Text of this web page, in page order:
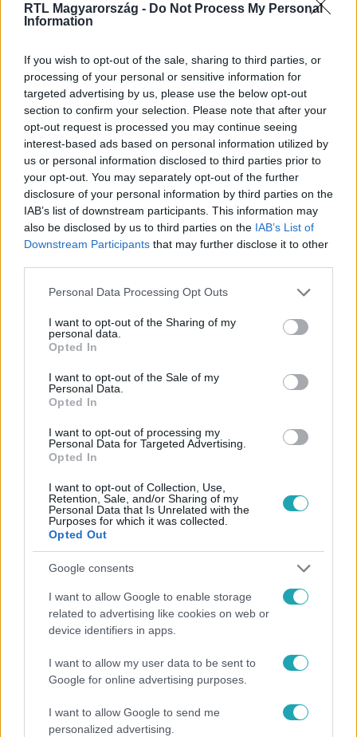
RTL Magyarország - Do Not Process My Personal
Information
If you wish to opt-out of the sale, sharing to third parties, or
processing of your personal or sensitive information for
targeted advertising by us, please use the below opt-out
section to confirm your selection. Please note that after your
opt-out request is processed you may continue seeing
interest-based ads based on personal information utilized by
us or personal information disclosed to third parties prior to
your opt-out. You may separately opt-out of the further
disclosure of your personal information by third parties on the
IAB’s list of downstream participants. This information may
also be disclosed by us to third parties on the IAB’s List of
Downstream Participants that may further disclose it to other
Please note that this website/app uses one or more Google
not limited to your visit or usage behaviour. You may click to
grant or deny consent to Google and its third-party tags to
use your data for below specified purposes in below Google
consent section.
Personal Data Processing Opt Outs
I want to opt-out of the Sharing of my
personal data.
Opted In
I want to opt-out of the Sale of my
Personal Data.
Opted In
I want to opt-out of processing my
Personal Data for Targeted Advertising.
Opted In
I want to opt-out of Collection, Use,
Retention, Sale, and/or Sharing of my
Personal Data that Is Unrelated with the
Purposes for which it was collected.
Opted Out
Google consents
I want to allow Google to enable storage
related to advertising like cookies on web or
device identifiers in apps.
I want to allow my user data to be sent to
Google for online advertising purposes.
I want to allow Google to send me
personalized advertising.
Követem
HÍRADÓ #VIDEÓ #ADÁSRÉSZLETEK BELFÖLD
SZENTES
Népszerű